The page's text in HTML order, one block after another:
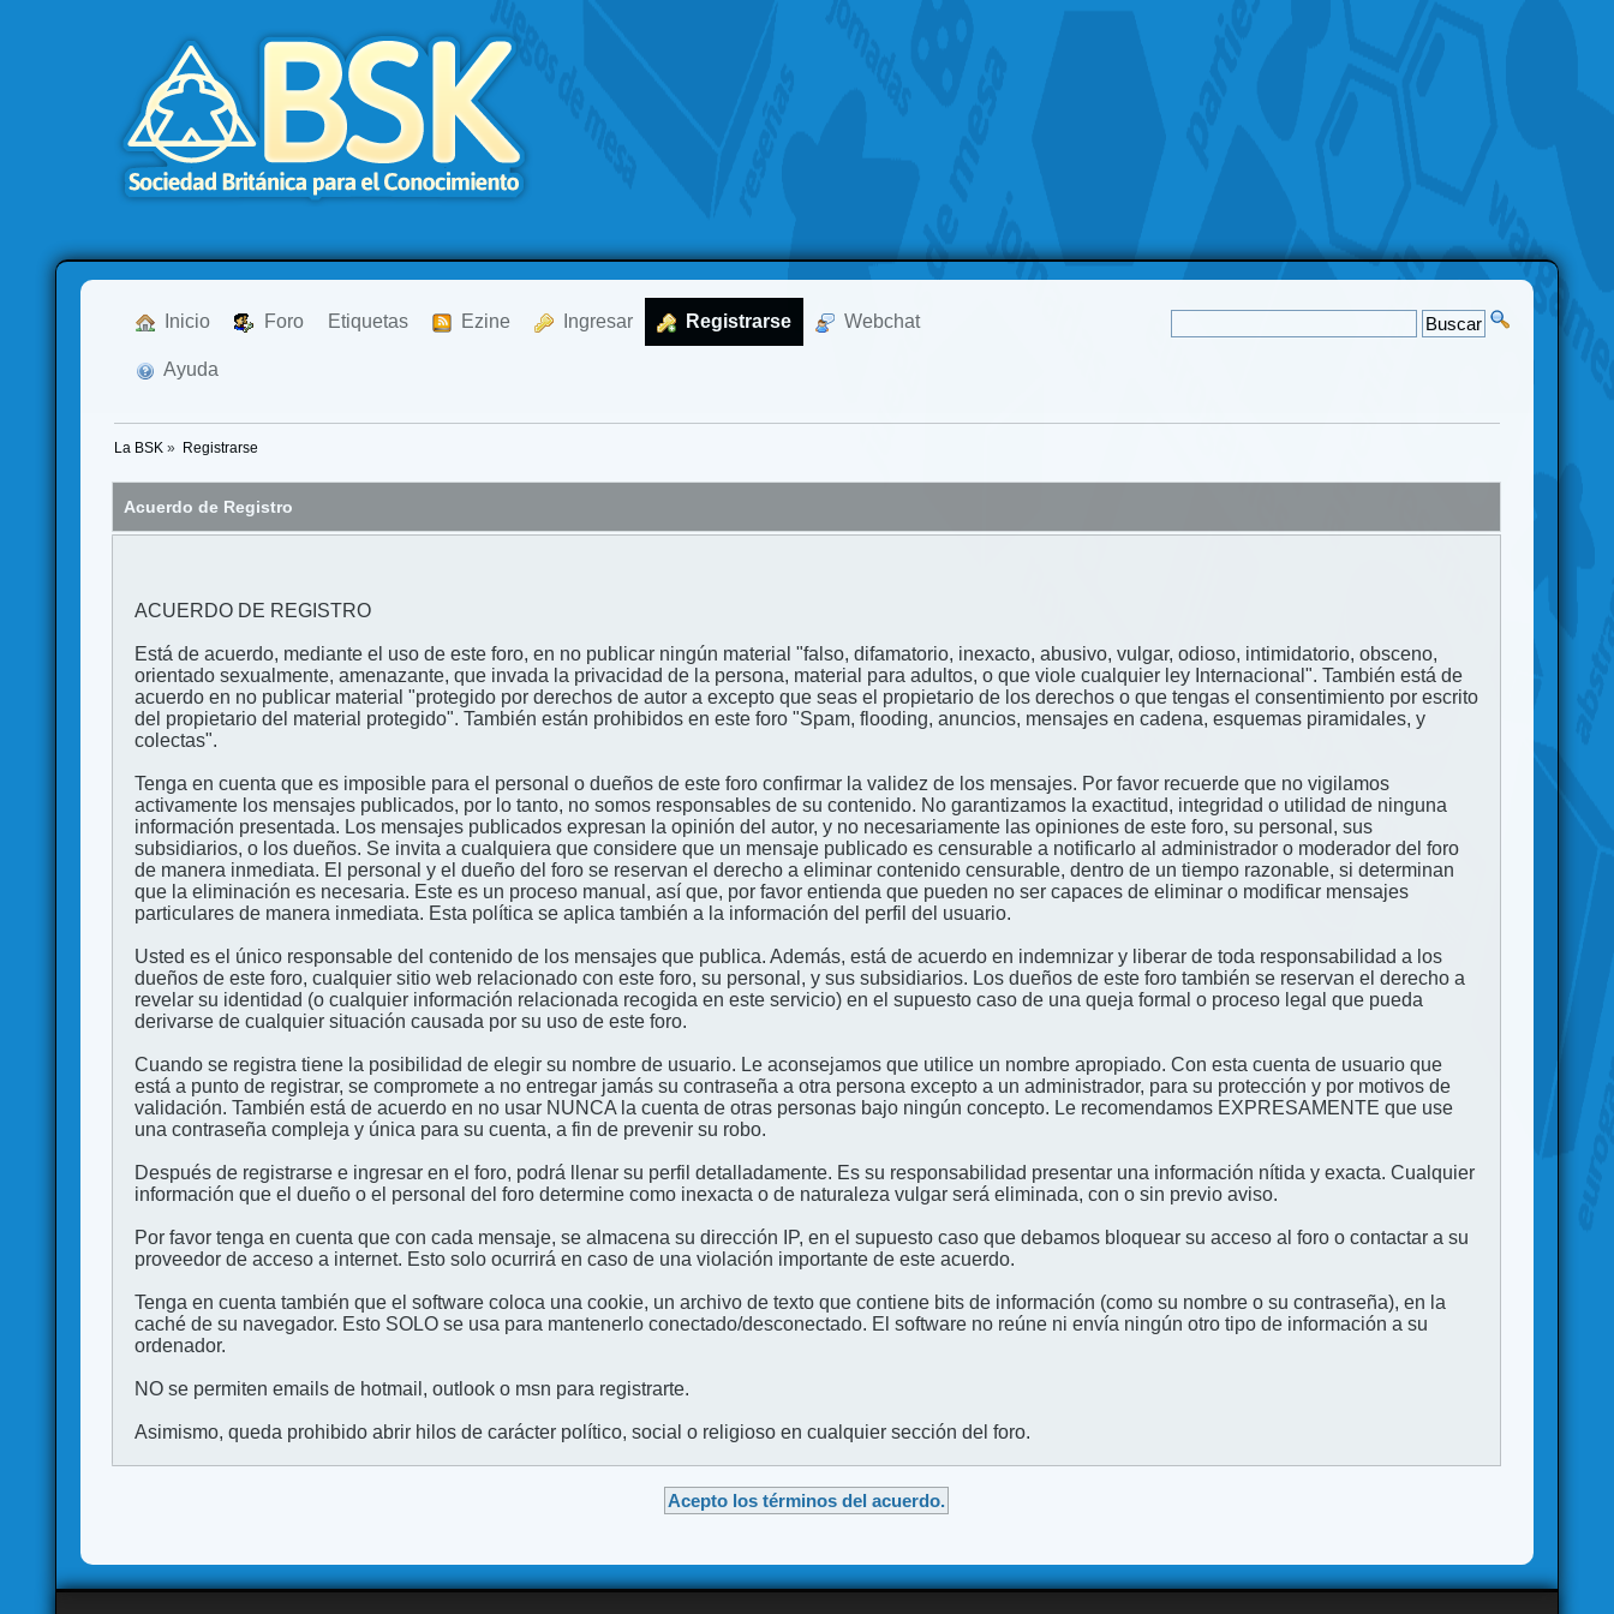
Inicio Foro Etiquetas Ezine Ingresar Registrarse Webchat
Ayuda
La BSK » Registrarse
Acuerdo de Registro
ACUERDO DE REGISTRO
Está de acuerdo, mediante el uso de este foro, en no publicar ningún material "falso, difamatorio, inexacto, abusivo, vulgar, odioso, intimidatorio, obsceno,
orientado sexualmente, amenazante, que invada la privacidad de la persona, material para adultos, o que viole cualquier ley Internacional". También está de
acuerdo en no publicar material "protegido por derechos de autor a excepto que seas el propietario de los derechos o que tengas el consentimiento por escrito
del propietario del material protegido". También están prohibidos en este foro "Spam, flooding, anuncios, mensajes en cadena, esquemas piramidales, y
colectas".
Tenga en cuenta que es imposible para el personal o dueños de este foro confirmar la validez de los mensajes. Por favor recuerde que no vigilamos
activamente los mensajes publicados, por lo tanto, no somos responsables de su contenido. No garantizamos la exactitud, integridad o utilidad de ninguna
información presentada. Los mensajes publicados expresan la opinión del autor, y no necesariamente las opiniones de este foro, su personal, sus
subsidiarios, o los dueños. Se invita a cualquiera que considere que un mensaje publicado es censurable a notificarlo al administrador o moderador del foro
de manera inmediata. El personal y el dueño del foro se reservan el derecho a eliminar contenido censurable, dentro de un tiempo razonable, si determinan
que la eliminación es necesaria. Este es un proceso manual, así que, por favor entienda que pueden no ser capaces de eliminar o modificar mensajes
particulares de manera inmediata. Esta política se aplica también a la información del perfil del usuario.
Usted es el único responsable del contenido de los mensajes que publica. Además, está de acuerdo en indemnizar y liberar de toda responsabilidad a los
dueños de este foro, cualquier sitio web relacionado con este foro, su personal, y sus subsidiarios. Los dueños de este foro también se reservan el derecho a
revelar su identidad (o cualquier información relacionada recogida en este servicio) en el supuesto caso de una queja formal o proceso legal que pueda
derivarse de cualquier situación causada por su uso de este foro.
Cuando se registra tiene la posibilidad de elegir su nombre de usuario. Le aconsejamos que utilice un nombre apropiado. Con esta cuenta de usuario que
está a punto de registrar, se compromete a no entregar jamás su contraseña a otra persona excepto a un administrador, para su protección y por motivos de
validación. También está de acuerdo en no usar NUNCA la cuenta de otras personas bajo ningún concepto. Le recomendamos EXPRESAMENTE que use
una contraseña compleja y única para su cuenta, a fin de prevenir su robo.
Después de registrarse e ingresar en el foro, podrá llenar su perfil detalladamente. Es su responsabilidad presentar una información nítida y exacta. Cualquier
información que el dueño o el personal del foro determine como inexacta o de naturaleza vulgar será eliminada, con o sin previo aviso.
Por favor tenga en cuenta que con cada mensaje, se almacena su dirección IP, en el supuesto caso que debamos bloquear su acceso al foro o contactar a su
proveedor de acceso a internet. Esto solo ocurrirá en caso de una violación importante de este acuerdo.
Tenga en cuenta también que el software coloca una cookie, un archivo de texto que contiene bits de información (como su nombre o su contraseña), en la
caché de su navegador. Esto SOLO se usa para mantenerlo conectado/desconectado. El software no reúne ni envía ningún otro tipo de información a su
ordenador.
NO se permiten emails de hotmail, outlook o msn para registrarte.
Asimismo, queda prohibido abrir hilos de carácter político, social o religioso en cualquier sección del foro.